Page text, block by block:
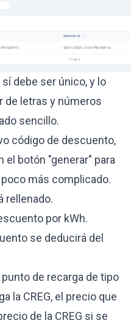
debe ser único, y lo
de letras y números
sencillo.
código de descuento,
botón "generar" para
más complicado.
rellenado.
por kWh.
se deducirá del
de recarga de tipo
la CREG, el precio que
de la CREG si se